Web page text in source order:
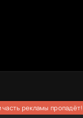
часть рекламы пропадёт!